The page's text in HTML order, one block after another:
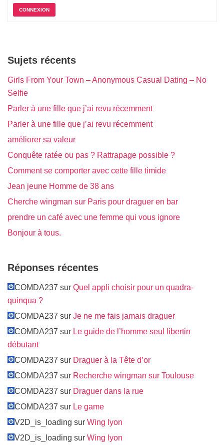
CONNEXION
Sujets récents
Girls From Your Town – Anonymous Casual Dating – No
Selfie
Parler à une fille que j’ai revu récemment
Parler à une fille que j’ai revu récemment
améliorer sa valeur
Conquête ratée ou pas ? Rattrapage possible ?
Comment se comporter avec cette fille timide
Jean jeune Homme de 38 ans
Cherche wingman sur Paris pour draguer en bar
prendre un café avec une femme qui vous ignore
Bonjour à tous.
Réponses récentes
COMDA237 sur Quel appli choisir pour un quadra-
quinqua ?
COMDA237 sur Je ne me fais jamais draguer
COMDA237 sur Le guide de l’homme seul libertin
débutant
COMDA237 sur Draguer à la Tête d’or
COMDA237 sur Recherche wingman sur Toulouse
COMDA237 sur Draguer dans la rue
COMDA237 sur Le game
V2D_is_loading sur Wing lyon
V2D_is_loading sur Wing lyon